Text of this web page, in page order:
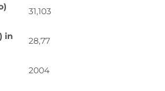
31,103
in
28,77
2004